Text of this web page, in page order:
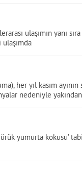
ulaşımın yanı
her yıl kasım
nedeniyle yakından
yumurta kokusu’